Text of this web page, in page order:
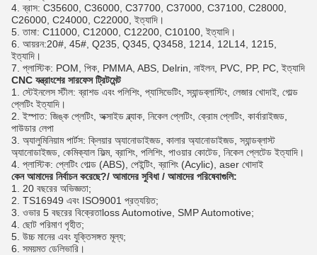
ব্রাস: C35600, C36000, C37700, C37000, C37100, C28000,
C26000, C24000, C22000, ইত্যাদি।
তামা: C11000, C12000, C12200, C10100, ইত্যাদি।
আয়রন:20#, 45#, Q235, Q345, Q3458, 1214, 12L14, 1215,
ইত্যাদি।
প্লাস্টিক: POM, পিক, PMMA, ABS, Delrin, নাইলন, PVC, PP, PC, ইত্যাদি
CNC যন্ত্রাংশের সারফেস ট্রিটমেন্ট
স্টেইনলেস স্টীল: ব্রাশড এবং পলিশিং, প্যাসিভেটিং, স্যান্ডব্লাস্টিং, লেজার খোদাই, গোল্ড
প্লেটিং ইত্যাদি।
ইস্পাত: জিঙ্ক প্লেটিং, অক্সাইড ব্ল্যাক, নিকেল প্লেটিং, ক্রোম প্লেটিং, কার্বারাইজড,
পাউডার লেপা
অ্যালুমিনিয়াম পার্টস: ক্লিয়ার অ্যানোডাইজড, কালার অ্যানোডাইজড, স্যান্ডব্লাস্ট
অ্যানোডাইজড, কেমিক্যাল ফিল্ম, ব্রাশিং, পলিশিং, পাওয়ার কোটেড, নিকেল প্লেটেড ইত্যাদি।
প্লাস্টিক: প্লেটিং গোল্ড (ABS), পেইন্টিং, ব্রাশিং (Acylic), aser খোদাই
কেন আমাদের নির্বাচন করেছে?/ আমাদের সুবিধা / আমাদের পরিষেবাগুলি:
1. 20 বছরের অভিজ্ঞতা;
2. TS16949 এবং ISO9001 প্রত্যয়িত;
3. ওভার 5 বছরের বিক্রেতাloss Automotive, SMP Automotive;
4. ছোট পরিমাণ গৃহীত;
5. উচ্চ মানের এবং যুক্তিসঙ্গত মূল্য;
6. সময়মত ডেলিভারি।